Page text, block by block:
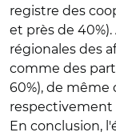
registre des
et près de
régionales des
comme des
60%), de même
respectivement
En conclusion,